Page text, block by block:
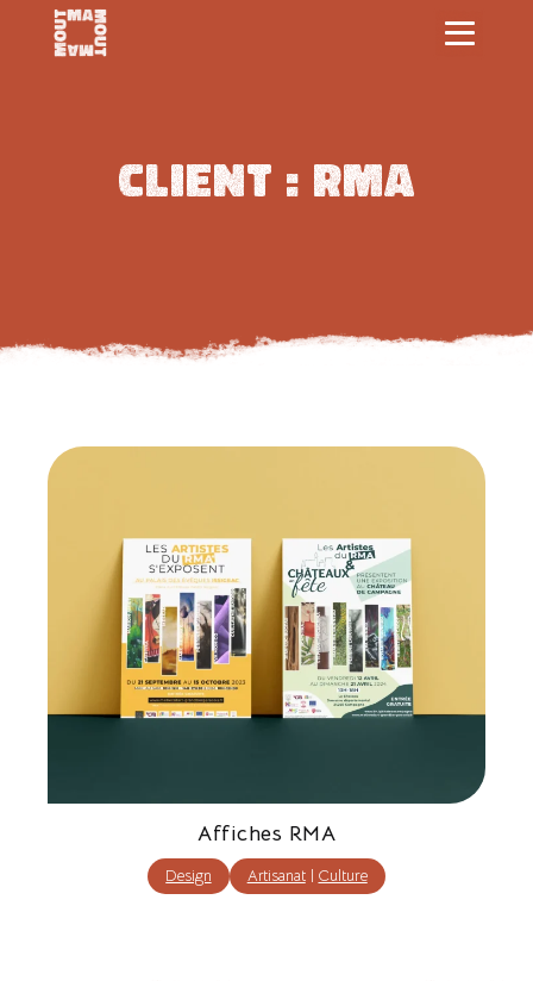
Client : RMA
Affiches RMA
Design Artisanat| Culture